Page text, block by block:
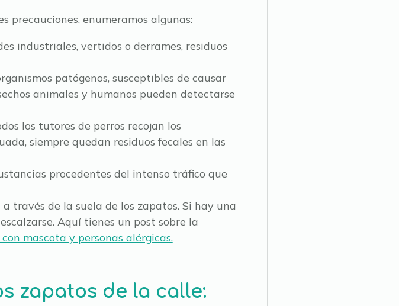
precauciones, enumeramos algunas:
industriales, vertidos o derrames, residuos
patógenos, susceptibles de causar
animales y humanos pueden detectarse
los tutores de perros recojan los
siempre quedan residuos fecales en las
procedentes del intenso tráfico que
través de la suela de los zapatos. Si hay una
Aquí tienes un post sobre la
mascota y personas alérgicas.
zapatos de la calle: